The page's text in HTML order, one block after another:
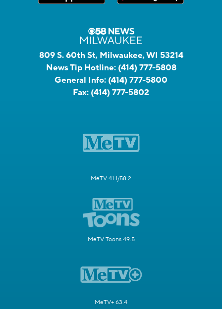
809 S. 60th St, Milwaukee, WI 53214
News Tip Hotline: (414) 777-5808
General Info: (414) 777-5800
Fax: (414) 777-5802
MeTV 41.1/58.2
MeTV Toons 49.5
MeTV+ 63.4